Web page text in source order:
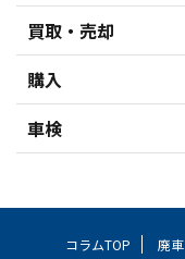
買取・売却
購入
車検
コラムTOP 廃車